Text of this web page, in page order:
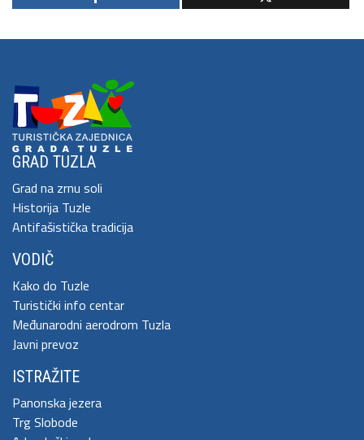
GRAD TUZLA
Grad na zrnu soli
Historija Tuzle
Antifašistička tradicija
VODIČ
Kako do Tuzle
Turistički info centar
Međunarodni aerodrom Tuzla
Javni prevoz
ISTRAŽITE
Panonska jezera
Trg Slobode